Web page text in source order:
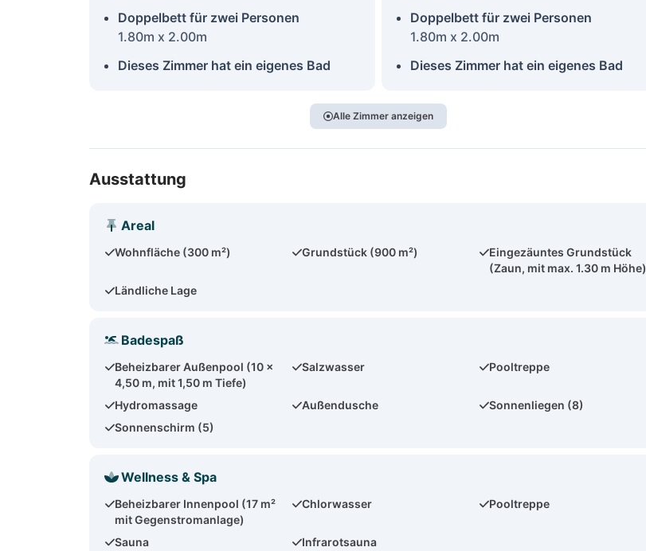
Doppelbett für zwei Personen
1.80m x 2.00m
Dieses Zimmer hat ein eigenes Bad
Doppelbett für zwei Personen
1.80m x 2.00m
Dieses Zimmer hat ein eigenes Bad
Alle Zimmer anzeigen
Ausstattung
Areal
Wohnfläche (300 m²) Grundstück (900 m²)
Eingezäuntes Grundstück
(Zaun, mit max. 1.30 m Höhe)
Ländliche Lage
Badespaß
Beheizbarer Außenpool (10 x
4,50 m, mit 1,50 m Tiefe)
Salzwasser Pooltreppe
Hydromassage Außendusche
Sonnenliegen (8)
Sonnenschirm (5)
Wellness & Spa
Beheizbarer Innenpool (17 m²
mit Gegenstromanlage)
Chlorwasser Pooltreppe
Sauna Infrarotsauna